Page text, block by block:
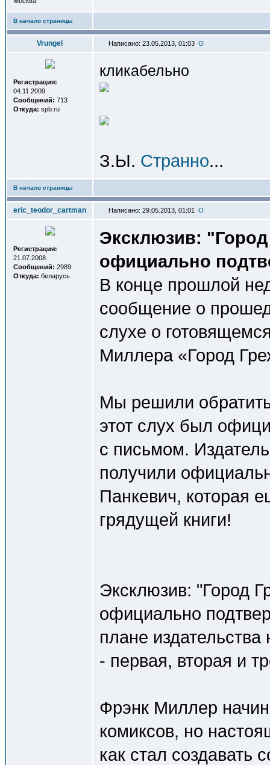
В начало страницы
Vrungel Написано: 23.05.2013, 01:03
Регистрация:
04.11.2009
Сообщений: 713
Откуда: spb.ru
кликабельно
З.Ы. Странно...
В начало страницы
eric_teodor_cartman Написано: 29.05.2013, 01:01
Регистрация:
21.07.2008
Сообщений: 2989
Откуда: беларусь
Эксклюзив:
официально
В конце прошлой
сообщение о
слухе о
Миллера «Город
Мы решили
этот слух был
с письмом.
получили
Панкевич, которая
грядущей книги!
Эксклюзив: "Город
официально
плане издательства
- первая, вторая и
Фрэнк Миллер
комиксов, но
как стал создавать